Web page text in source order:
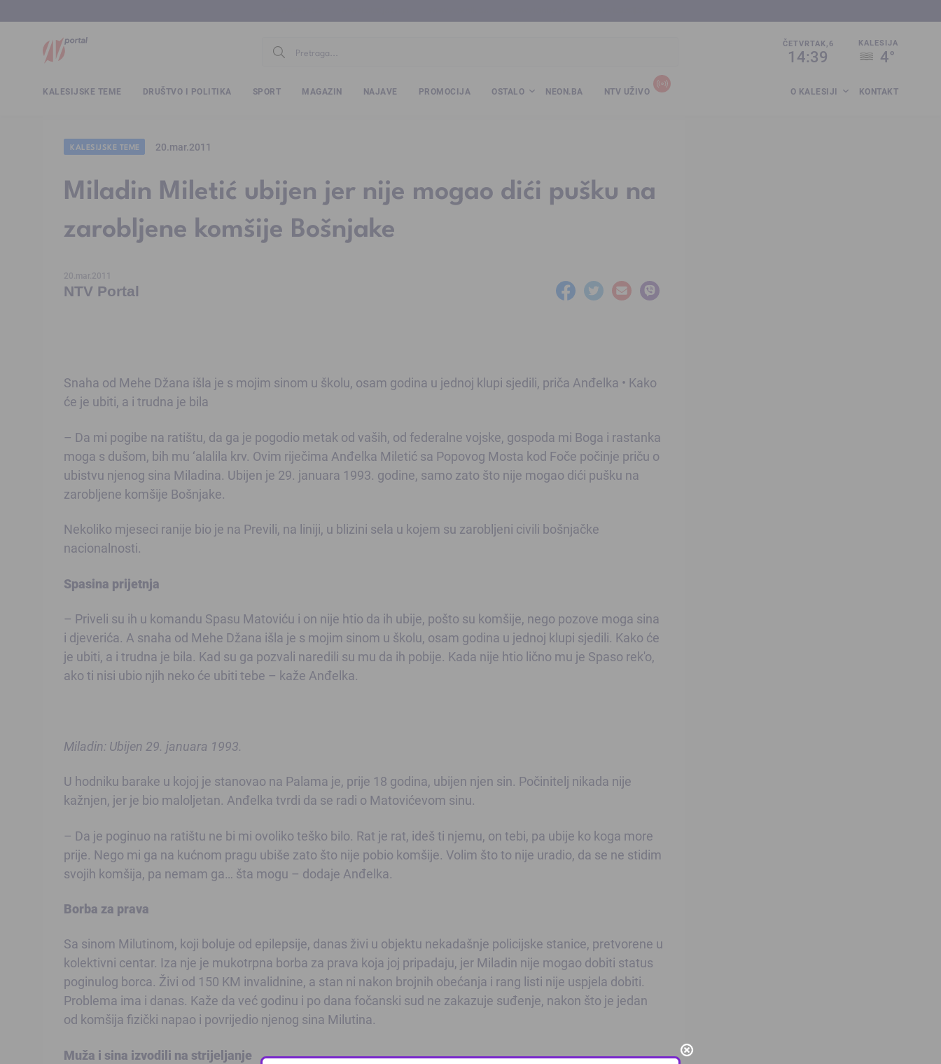
ČETVRTAK,6
14:39
KALESIJA
4°
KALESIJSKE TEME DRUŠTVO I POLITIKA SPORT MAGAZIN NAJAVE PROMOCIJA OSTALO NEON.BA NTV UŽIVO O KALESIJI KONTAKT
KALESIJSKE TEME 20.mar.2011
Miladin Miletić ubijen jer nije mogao dići pušku na
zarobljene komšije Bošnjake
20.mar.2011
NTV Portal
Snaha od Mehe Džana išla je s mojim sinom u školu, osam godina u jednoj klupi sjedili, priča Anđelka • Kako
će je ubiti, a i trudna je bila
– Da mi pogibe na ratištu, da ga je pogodio metak od vaših, od federalne vojske, gospoda mi Boga i rastanka
moga s dušom, bih mu ‘alalila krv. Ovim riječima Anđelka Miletić sa Popovog Mosta kod Foče počinje priču o
ubistvu njenog sina Miladina. Ubijen je 29. januara 1993. godine, samo zato što nije mogao dići pušku na
zarobljene komšije Bošnjake.
Nekoliko mjeseci ranije bio je na Previli, na liniji, u blizini sela u kojem su zarobljeni civili bošnjačke
nacionalnosti.
Spasina prijetnja
– Priveli su ih u komandu Spasu Matoviću i on nije htio da ih ubije, pošto su komšije, nego pozove moga sina
i djeverića. A snaha od Mehe Džana išla je s mojim sinom u školu, osam godina u jednoj klupi sjedili. Kako će
je ubiti, a i trudna je bila. Kad su ga pozvali naredili su mu da ih pobije. Kada nije htio lično mu je Spaso rek'o,
ako ti nisi ubio njih neko će ubiti tebe – kaže Anđelka.
Miladin: Ubijen 29. januara 1993.
U hodniku barake u kojoj je stanovao na Palama je, prije 18 godina, ubijen njen sin. Počinitelj nikada nije
kažnjen, jer je bio maloljetan. Anđelka tvrdi da se radi o Matovićevom sinu.
– Da je poginuo na ratištu ne bi mi ovoliko teško bilo. Rat je rat, ideš ti njemu, on tebi, pa ubije ko koga more
prije. Nego mi ga na kućnom pragu ubiše zato što nije pobio komšije. Volim što to nije uradio, da se ne stidim
svojih komšija, pa nemam ga… šta mogu – dodaje Anđelka.
Borba za prava
Sa sinom Milutinom, koji boluje od epilepsije, danas živi u objektu nekadašnje policijske stanice, pretvorene u
kolektivni centar. Iza nje je mukotrpna borba za prava koja joj pripadaju, jer Miladin nije mogao dobiti status
poginulog borca. Živi od 150 KM invalidnine, a stan ni nakon brojnih obećanja i rang listi nije uspjela dobiti.
Problema ima i danas. Kaže da već godinu i po dana fočanski sud ne zakazuje suđenje, nakon što je jedan
od komšija fizički napao i povrijedio njenog sina Milutina.
Muža i sina izvodili na strijeljanje